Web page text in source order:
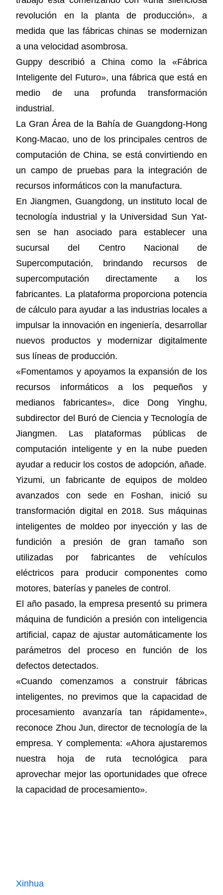
revolución en la planta de producción», a
medida que las fábricas chinas se modernizan
a una velocidad asombrosa.
Guppy describió a China como la «Fábrica
Inteligente del Futuro», una fábrica que está en
medio de una profunda transformación
industrial.
La Gran Área de la Bahía de Guangdong-Hong
Kong-Macao, uno de los principales centros de
computación de China, se está convirtiendo en
un campo de pruebas para la integración de
recursos informáticos con la manufactura.
En Jiangmen, Guangdong, un instituto local de
tecnología industrial y la Universidad Sun Yat-
sen se han asociado para establecer una
sucursal del Centro Nacional de
Supercomputación, brindando recursos de
supercomputación directamente a los
fabricantes. La plataforma proporciona potencia
de cálculo para ayudar a las industrias locales a
impulsar la innovación en ingeniería, desarrollar
nuevos productos y modernizar digitalmente
sus líneas de producción.
«Fomentamos y apoyamos la expansión de los
recursos informáticos a los pequeños y
medianos fabricantes», dice Dong Yinghu,
subdirector del Buró de Ciencia y Tecnología de
Jiangmen. Las plataformas públicas de
computación inteligente y en la nube pueden
ayudar a reducir los costos de adopción, añade.
Yizumi, un fabricante de equipos de moldeo
avanzados con sede en Foshan, inició su
transformación digital en 2018. Sus máquinas
inteligentes de moldeo por inyección y las de
fundición a presión de gran tamaño son
utilizadas por fabricantes de vehículos
eléctricos para producir componentes como
motores, baterías y paneles de control.
El año pasado, la empresa presentó su primera
máquina de fundición a presión con inteligencia
artificial, capaz de ajustar automáticamente los
parámetros del proceso en función de los
defectos detectados.
«Cuando comenzamos a construir fábricas
inteligentes, no previmos que la capacidad de
procesamiento avanzaría tan rápidamente»,
reconoce Zhou Jun, director de tecnología de la
empresa. Y complementa: «Ahora ajustaremos
nuestra hoja de ruta tecnológica para
aprovechar mejor las oportunidades que ofrece
la capacidad de procesamiento».
Xinhua